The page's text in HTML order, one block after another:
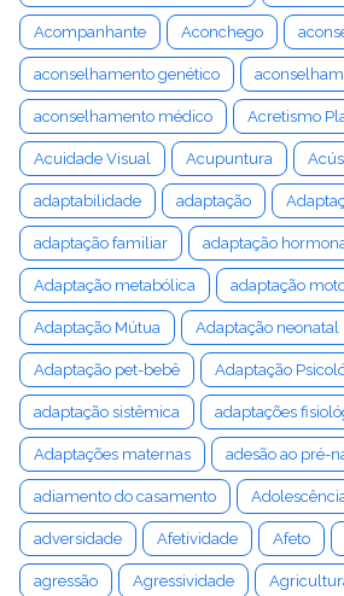
Acompanhante Aconchego
aconselhamento genético
aconselhamento médico Acretismo
Acuidade Visual Acupuntura
adaptabilidade adaptação
adaptação familiar adaptação
Adaptação metabólica adaptação
Adaptação Mútua Adaptação neonatal
Adaptação pet-bebê Adaptação
adaptação sistêmica adaptações
Adaptações maternas adesão ao pré-
adiamento do casamento
adversidade Afetividade Afeto
agressão Agressividade